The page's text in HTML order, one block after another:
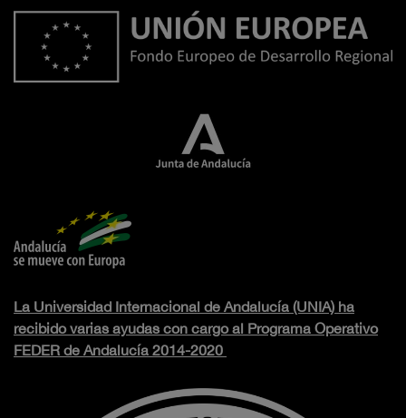
La Universidad Internacional de Andalucía (UNIA) ha
recibido varias ayudas con cargo al Programa Operativo
FEDER de Andalucía 2014-2020